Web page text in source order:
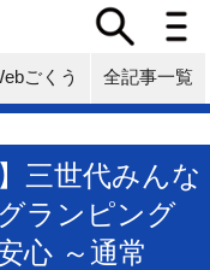
ごくう 全記事一覧
三世代みんな
ランピング
心 ～通常